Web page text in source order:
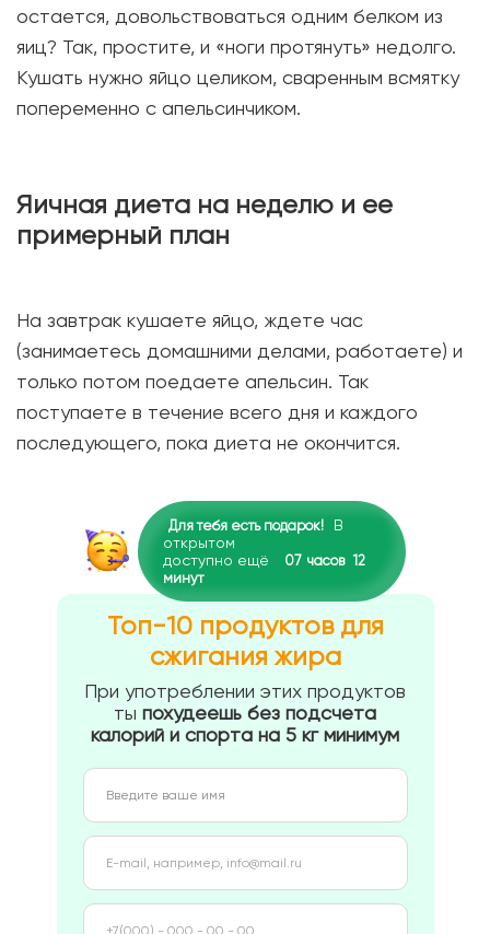
остается, довольствоваться одним белком из
яиц? Так, простите, и «ноги протянуть» недолго.
Кушать нужно яйцо целиком, сваренным всмятку
попеременно с апельсинчиком.
Яичная диета на неделю и ее
примерный план
На завтрак кушаете яйцо, ждете час
(занимаетесь домашними делами, работаете) и
только потом поедаете апельсин. Так
поступаете в течение всего дня и каждого
последующего, пока диета не окончится.
Для тебя есть подарок!
В
открытом
доступно ещё
07 часов 12
минут
Топ-10 продуктов для
сжигания жира
При употреблении этих продуктов
ты похудеешь без подсчета
калорий и спорта на 5 кг минимум